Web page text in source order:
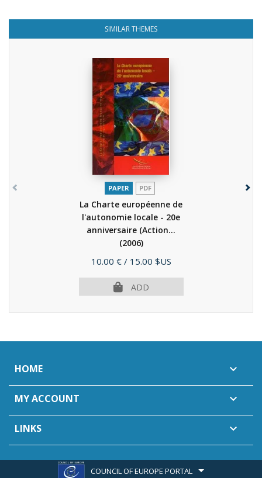
SIMILAR THEMES
PAPER PDF
La Charte européenne de
l'autonomie locale - 20e
anniversaire (Action...
(2006)
Price
10.00 € / 15.00 $US
ADD
HOME 
MY ACCOUNT 
LINKS 
COUNCIL OF EUROPE PORTAL